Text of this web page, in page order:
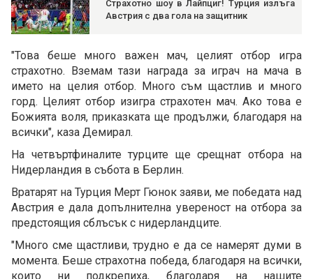
Страхотно шоу в Лайпциг! Турция излъга
Австрия с два гола на защитник
"Това беше много важен мач, целият отбор игра
страхотно. Вземам тази награда за играч на мача в
името на целия отбор. Много съм щастлив и много
горд. Целият отбор изигра страхотен мач. Ако това е
Божията воля, приказката ще продължи, благодаря на
всички", каза Демирал.
На четвъртфиналите турците ще срещнат отбора на
Нидерландия в събота в Берлин.
Вратарят на Турция Мерт Гюнок заяви, ме победата над
Австрия е дала допълнителна увереност на отбора за
предстоящия сблъсък с нидерландците.
"Много сме щастливи, трудно е да се намерят думи в
момента. Беше страхотна победа, благодаря на всички,
които ни подкрепиха, благодаря на нашите